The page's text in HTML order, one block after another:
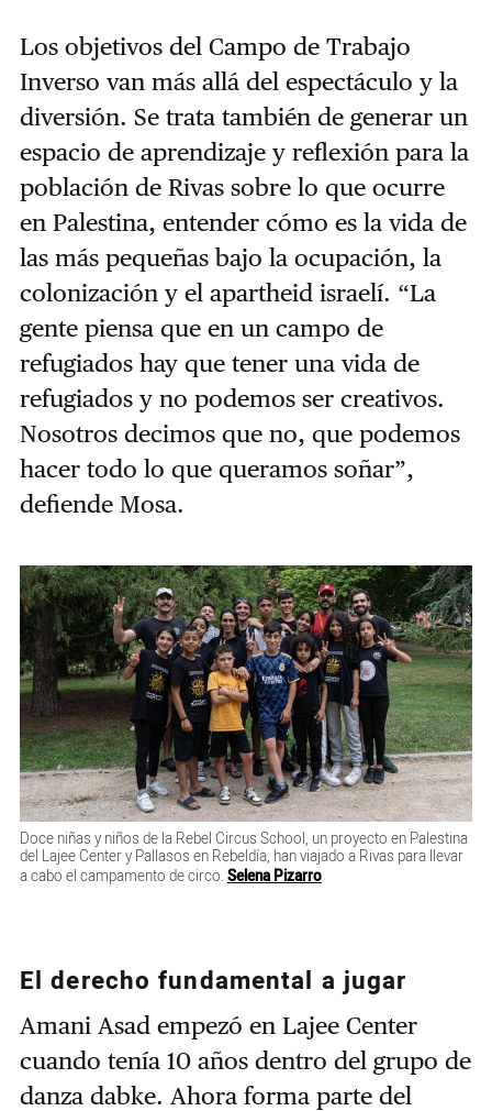
Los objetivos del Campo de Trabajo
Inverso van más allá del espectáculo y la
diversión. Se trata también de generar un
espacio de aprendizaje y reflexión para la
población de Rivas sobre lo que ocurre
en Palestina, entender cómo es la vida de
las más pequeñas bajo la ocupación, la
colonización y el apartheid israelí. “La
gente piensa que en un campo de
refugiados hay que tener una vida de
refugiados y no podemos ser creativos.
Nosotros decimos que no, que podemos
hacer todo lo que queramos soñar”,
defiende Mosa.
Doce niñas y niños de la Rebel Circus School, un proyecto en Palestina
del Lajee Center y Pallasos en Rebeldía, han viajado a Rivas para llevar
a cabo el campamento de circo. Selena Pizarro
El derecho fundamental a jugar
Amani Asad empezó en Lajee Center
cuando tenía 10 años dentro del grupo de
danza dabke. Ahora forma parte del